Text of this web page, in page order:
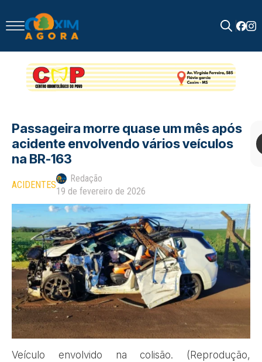
for:
Passageira morre quase um mês após
acidente envolvendo vários veículos
na BR-163
ACIDENTES
Redação
19 de fevereiro de 2026
Veículo envolvido na colisão. (Reprodução,